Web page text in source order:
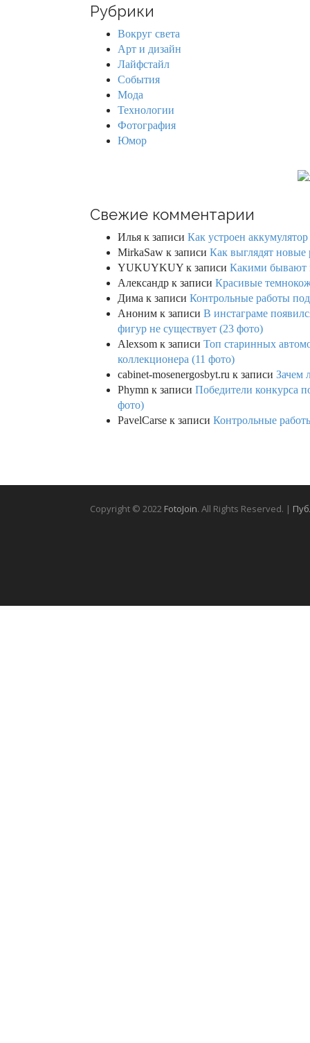
c
Рубрики
Вокруг света
Арт и дизайн
Лайфстайл
События
Мода
Технологии
Фотография
Юмор
Свежие комментарии
Илья к записи Как устроен
MirkaSaw к записи Как выглядят новые
YUKUYKUY к записи Какими бывают
Александр к записи Красивые
Дима к записи Контрольные работы
Аноним к записи В инстаграме
фигур не существует (23 фото)
Alexsom к записи Топ старинных
коллекционера (11 фото)
cabinet-mosenergosbyt.ru к записи Зачем
Phymn к записи Победители конкурса
фото)
PavelCarse к записи Контрольные
Copyright © 2022 FotoJoin. All Rights Reserved. |